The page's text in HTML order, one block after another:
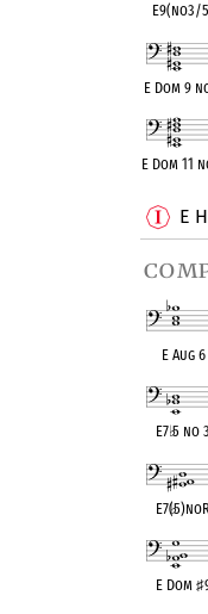
E9(no3/
E Dom 9
E Dom 11
E
E Aug 6
E7♭5 no 3
E7(♭5)noR
E Dom ♯